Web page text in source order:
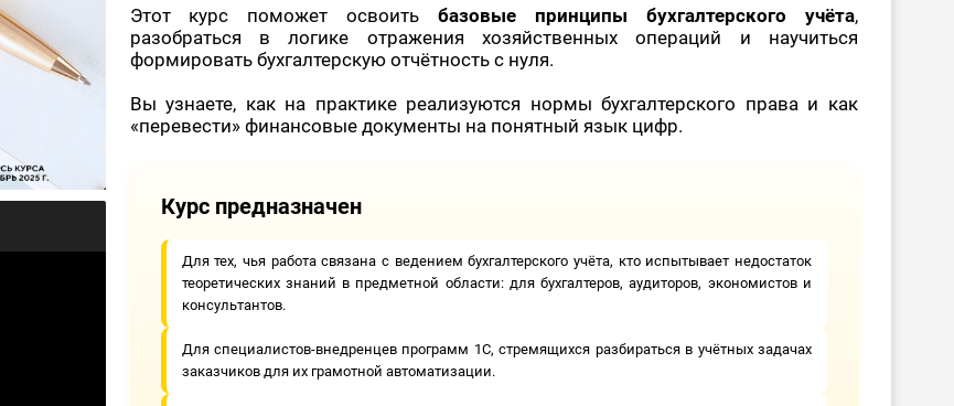
Этот курс поможет освоитьбазовые принципы бухгалтерского учёта,
разобраться в логике отражения хозяйственных операций и научиться
формировать бухгалтерскую отчётность с нуля.
Вы узнаете, как на практике реализуются нормы бухгалтерского права и как
«перевести» финансовые документы на понятный язык цифр.
Курс предназначен
Для тех, чья работа связана с ведением бухгалтерского учёта, кто испытывает недостаток
теоретических знаний в предметной области: для бухгалтеров, аудиторов, экономистов и
консультантов.
Для специалистов-внедренцев программ 1С, стремящихся разбираться в учётных задачах
заказчиков для их грамотной автоматизации.